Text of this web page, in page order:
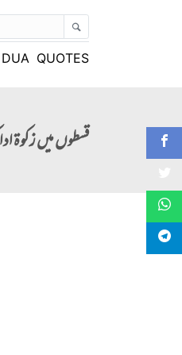
QUOTES
قسطوں میں زکوۃ